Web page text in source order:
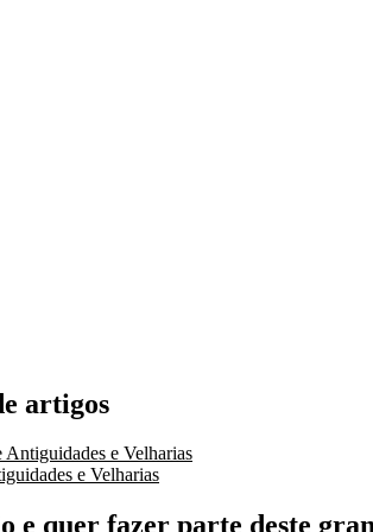
artigos
Antiguidades e Velharias
e Velharias
e quer fazer parte deste